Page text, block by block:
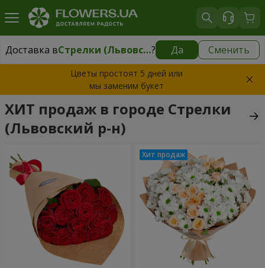
Доставка в Стрелки (Львовский р-н)? Да Сменить
Доставка вСтрелки (Львовский р-н)|бесплатно
Цветы простоят 5 дней или
мы заменим букет
ХИТ продаж в городе Стрелки
(Львовский р-н)